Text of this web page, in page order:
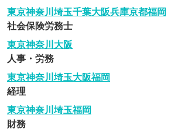
東京神奈川 埼玉千葉大阪兵庫京都福岡
社会保険労務士
東京神奈川 大阪
人事・労務
東京神奈川 埼玉大阪福岡
経理
東京神奈川 埼玉福岡
財務